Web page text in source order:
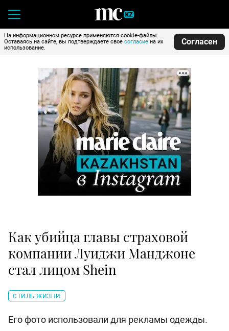
На информационном ресурсе применяются cookie-файлы.
Оставаясь на сайте, вы подтверждаете свое согласие на их
использование.
Согласен
Как убийца главы страховой
компании Луиджи Манджоне
стал лицом Shein
СТИЛЬ ЖИЗНИ
Его фото использовали для рекламы одежды.